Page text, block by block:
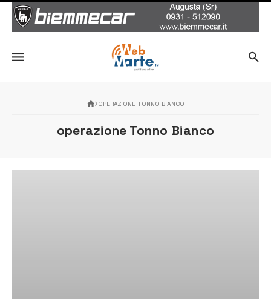
OPERAZIONE TONNO BIANCO
operazione Tonno Bianco